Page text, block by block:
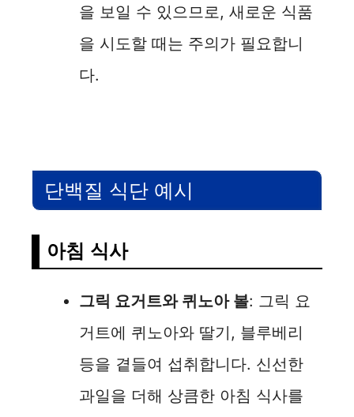
을 보일 수 있으므로, 새로운 식품
을 시도할 때는 주의가 필요합니
다.
단백질 식단 예시
아침 식사
그릭 요거트와 퀴노아 볼: 그릭 요
거트에 퀴노아와 딸기, 블루베리
등을 곁들여 섭취합니다. 신선한
과일을 더해 상큼한 아침 식사를